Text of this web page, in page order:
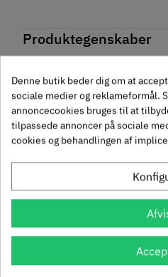
Produktegenskaber
MærkerHaefele
Reference191.67.070
På lager15 Varer
Produktinformation
Materiale
Træ
Bejdset
160 mm
Farve
Anmeldelser
chat Anmeldelser (0)
Andre købte også
Krydsmontageplade -
329.87.510
4,63 Inkl. moms
Denne butik beder dig om at
sociale medier og reklameformål.
annoncecookies bruges til at
tilpassede annoncer på sociale
cookies og behandlingen af